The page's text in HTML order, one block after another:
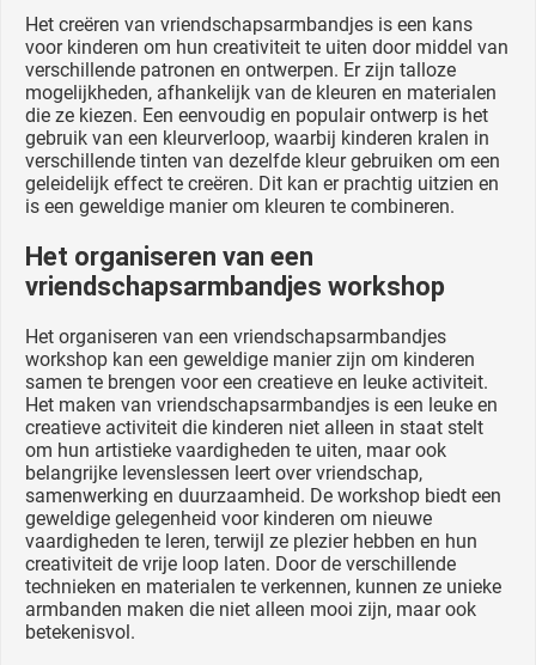
Het creëren van vriendschapsarmbandjes is een kans
voor kinderen om hun creativiteit te uiten door middel van
verschillende patronen en ontwerpen. Er zijn talloze
mogelijkheden, afhankelijk van de kleuren en materialen
die ze kiezen. Een eenvoudig en populair ontwerp is het
gebruik van een kleurverloop, waarbij kinderen kralen in
verschillende tinten van dezelfde kleur gebruiken om een
geleidelijk effect te creëren. Dit kan er prachtig uitzien en
is een geweldige manier om kleuren te combineren.
Het organiseren van een
vriendschapsarmbandjes workshop
Het organiseren van een vriendschapsarmbandjes
workshop kan een geweldige manier zijn om kinderen
samen te brengen voor een creatieve en leuke activiteit.
Het maken van vriendschapsarmbandjes is een leuke en
creatieve activiteit die kinderen niet alleen in staat stelt
om hun artistieke vaardigheden te uiten, maar ook
belangrijke levenslessen leert over vriendschap,
samenwerking en duurzaamheid. De workshop biedt een
geweldige gelegenheid voor kinderen om nieuwe
vaardigheden te leren, terwijl ze plezier hebben en hun
creativiteit de vrije loop laten. Door de verschillende
technieken en materialen te verkennen, kunnen ze unieke
armbanden maken die niet alleen mooi zijn, maar ook
betekenisvol.